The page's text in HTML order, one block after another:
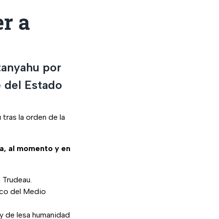
a
por
Estado
tras la orden de la
al momento y en
del Medio
de lesa humanidad